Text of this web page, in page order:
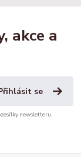
akce a
se
newsletteru.